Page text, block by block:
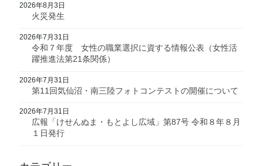
火災発生
2026年8月3日
令和７年度 女性の職業選択に資する情報公表（女性活
躍推進法第21条関係）
2026年7月31日
第11回気仙沼・南三陸フォトコンテストの開催について
2026年7月31日
広報「けせんぬま・もとよし広域」第87号 令和８年８月
１日発行
2026年7月31日